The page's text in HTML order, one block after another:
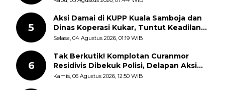
5
Aksi Damai di KUPP Kuala Samboja dan
Dinas Koperasi Kukar, Tuntut Keadilan
dan Kesempatan Kerja yang Adil
Selasa, 04 Agustus 2026, 01:19 WIB
6
Tak Berkutik! Komplotan Curanmor
Residivis Dibekuk Polisi, Delapan Aksi
Curanmor Di Candipuro Terungkap
Kamis, 06 Agustus 2026, 12:50 WIB